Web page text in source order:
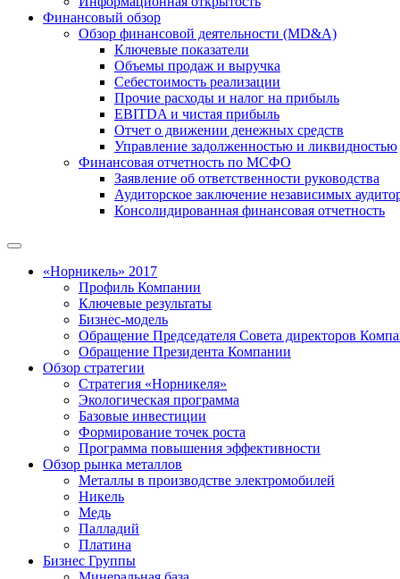
Финансовый обзор
Обзор финансовой деятельности (MD&A)
Ключевые показатели
Объемы продаж и выручка
Себестоимость реализации
Прочие расходы и налог на прибыль
EBITDA и чистая прибыль
Отчет о движении денежных средств
Управление задолженностью и ликвидностью
Финансовая отчетность по МСФО
Заявление об ответственности руководства
Аудиторское заключение независимых
Консолидированная финансовая отчетность
«Норникель» 2017
Профиль Компании
Ключевые результаты
Бизнес-модель
Обращение Председателя Совета директоров
Обращение Президента Компании
Обзор стратегии
Стратегия «Норникеля»
Экологическая программа
Базовые инвестиции
Формирование точек роста
Программа повышения эффективности
Обзор рынка металлов
Металлы в производстве электромобилей
Никель
Медь
Палладий
Платина
Бизнес Группы